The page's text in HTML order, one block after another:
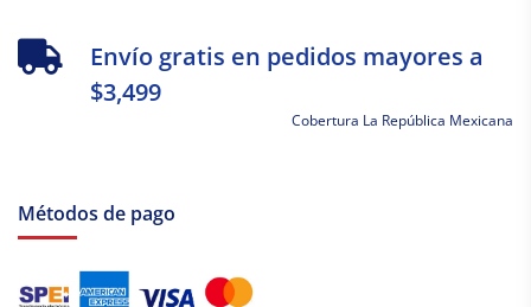
Envío gratis en pedidos mayores a
$3,499
Cobertura La República Mexicana
Métodos de pago